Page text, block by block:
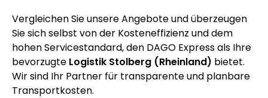
Vergleichen Sie unsere Angebote und überzeugen
Sie sich selbst von der Kosteneffizienz und dem
hohen Servicestandard, den DAGO Express als Ihre
bevorzugte Logistik Stolberg (Rheinland) bietet.
Wir sind Ihr Partner für transparente und planbare
Transportkosten.